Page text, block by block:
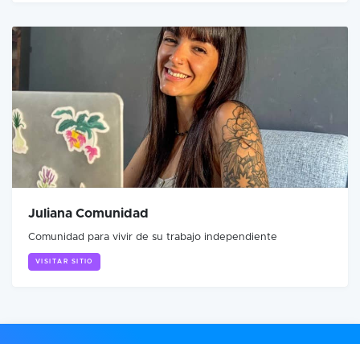
Juliana Comunidad
Comunidad para vivir de su trabajo independiente
VISITAR SITIO